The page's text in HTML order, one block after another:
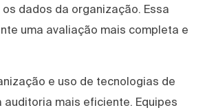
dados da organização. Essa
uma avaliação mais completa e
e uso de tecnologias de
auditoria mais eficiente. Equipes